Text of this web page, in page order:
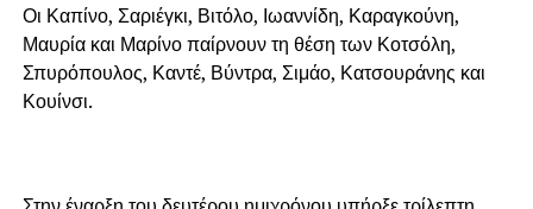
Οι Καπίνο, Σαριέγκι, Βιτόλο, Ιωαννίδη, Καραγκούνη,
Μαυρία και Μαρίνο παίρνουν τη θέση των Κοτσόλη,
Σπυρόπουλος, Καντέ, Βύντρα, Σιμάο, Κατσουράνης και
Κουίνσι.